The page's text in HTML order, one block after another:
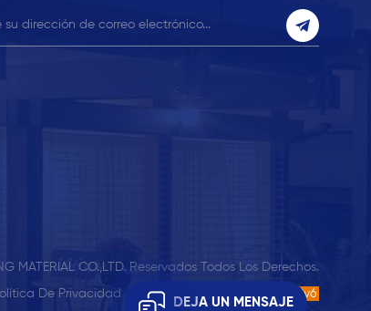
MATERIAL CO.,LTD. Reservados Todos Los Derechos.
De Privacidad | Compatible Con Red IPv6 IPv6
DEJA UN MENSAJE